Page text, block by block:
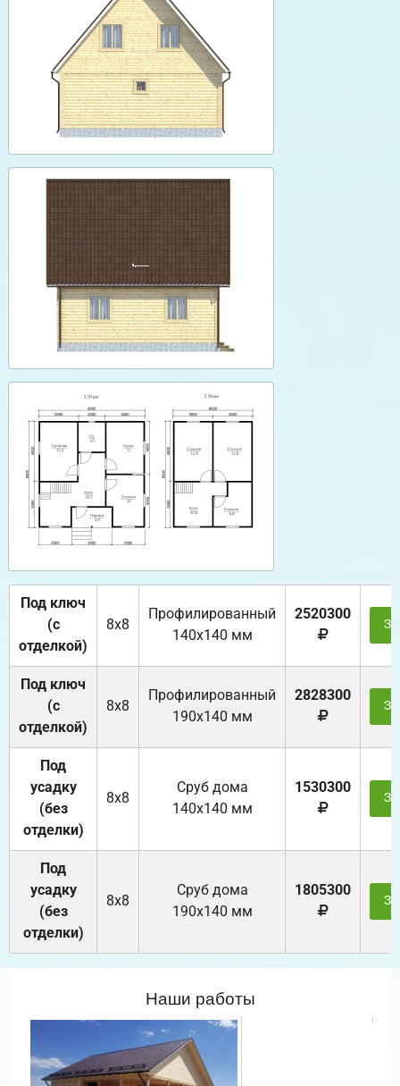
Под ключ
(с
отделкой)
8х8
Профилированный
140х140 мм
2520300
Под ключ
(с
отделкой)
8х8
Профилированный
190х140 мм
2828300
Под
усадку
(без
отделки)
8х8
Cруб дома
140х140 мм
1530300
Под
усадку
(без
отделки)
8х8
Cруб дома
190х140 мм
1805300
Наши работы